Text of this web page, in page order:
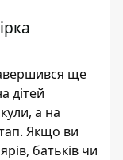
ще
дітей
а на
Якщо ви
батьків чи